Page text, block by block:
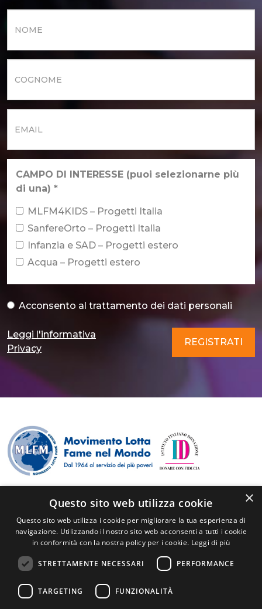
Nome*
Cognome*
Email*
CAMPO DI INTERESSE (puoi selezionarne più
di una) *
MLFM4KIDS – Progetti Italia
SanfereOrto – Progetti Italia
Infanzia e SAD – Progetti estero
Acqua – Progetti estero
Acconsento al trattamento dei dati personali
Acconsento al trattamento dei dati personali*
Leggi l'informativa
Privacy
REGISTRATI
P.I./C.F. 84511630158
info@mlfm.it
+39 0371420766
Via Togliatti, 18 - 26900 Lodi
×
Questo sito web utilizza cookie
Questo sito web utilizza i cookie per migliorare la tua esperienza di
navigazione. Utilizzando il nostro sito web acconsenti a tutti i cookie
in conformità con la nostra policy per i cookie. Leggi di più
STRETTAMENTE NECESSARI PERFORMANCE
TARGETING FUNZIONALITÀ